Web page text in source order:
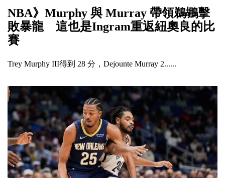
NBA》Murphy 與 Murray 帶領鵜鶘擊
敗暴龍 這也是Ingram重返紐奧良的比
賽
Trey Murphy III得到 28 分，Dejounte Murray 2......